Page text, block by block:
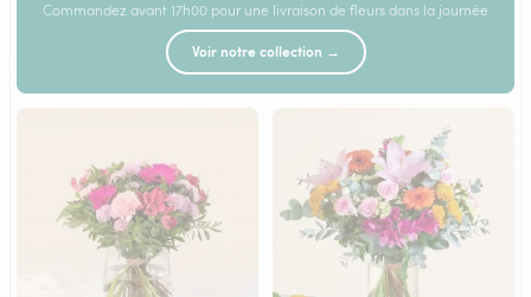
Commandez avant 17h00 pour une livraison de fleurs dans la journée
Voir notre collection →